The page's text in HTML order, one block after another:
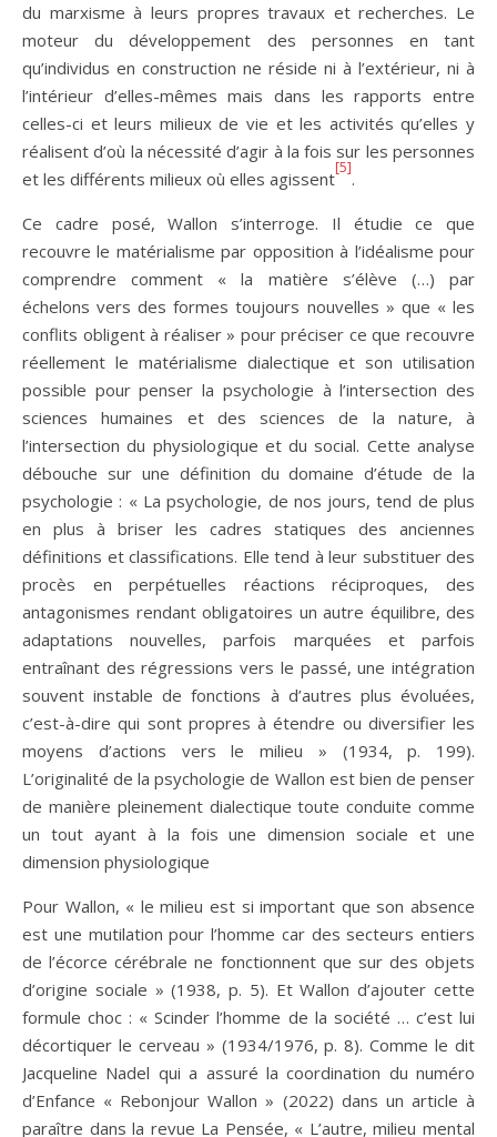
du marxisme à leurs propres travaux et recherches. Le
moteur du développement des personnes en tant
qu’individus en construction ne réside ni à l’extérieur, ni à
l’intérieur d’elles-mêmes mais dans les rapports entre
celles-ci et leurs milieux de vie et les activités qu’elles y
réalisent d’où la nécessité d’agir à la fois sur les personnes
et les différents milieux où elles agissent
[5]
.
Ce cadre posé, Wallon s’interroge. Il étudie ce que
recouvre le matérialisme par opposition à l’idéalisme pour
comprendre comment « la matière s’élève (…) par
échelons vers des formes toujours nouvelles » que « les
conflits obligent à réaliser » pour préciser ce que recouvre
réellement le matérialisme dialectique et son utilisation
possible pour penser la psychologie à l’intersection des
sciences humaines et des sciences de la nature, à
l’intersection du physiologique et du social. Cette analyse
débouche sur une définition du domaine d’étude de la
psychologie : « La psychologie, de nos jours, tend de plus
en plus à briser les cadres statiques des anciennes
définitions et classifications. Elle tend à leur substituer des
procès en perpétuelles réactions réciproques, des
antagonismes rendant obligatoires un autre équilibre, des
adaptations nouvelles, parfois marquées et parfois
entraînant des régressions vers le passé, une intégration
souvent instable de fonctions à d’autres plus évoluées,
c’est-à-dire qui sont propres à étendre ou diversifier les
moyens d’actions vers le milieu » (1934, p. 199).
L’originalité de la psychologie de Wallon est bien de penser
de manière pleinement dialectique toute conduite comme
un tout ayant à la fois une dimension sociale et une
dimension physiologique
Pour Wallon, « le milieu est si important que son absence
est une mutilation pour l’homme car des secteurs entiers
de l’écorce cérébrale ne fonctionnent que sur des objets
d’origine sociale » (1938, p. 5). Et Wallon d’ajouter cette
formule choc : « Scinder l’homme de la société … c’est lui
décortiquer le cerveau » (1934/1976, p. 8). Comme le dit
Jacqueline Nadel qui a assuré la coordination du numéro
d’Enfance « Rebonjour Wallon » (2022) dans un article à
paraître dans la revue La Pensée, « L’autre, milieu mental